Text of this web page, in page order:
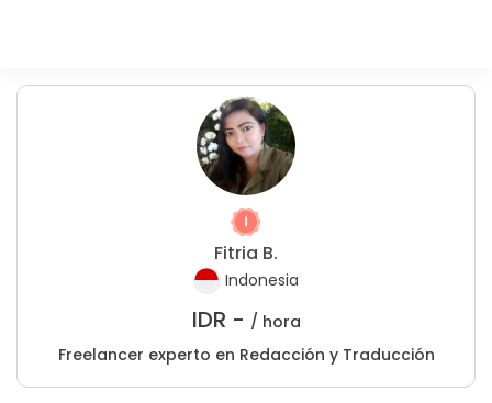
Fitria B.
Indonesia
IDR - / hora
Freelancer experto en Redacción y Traducción